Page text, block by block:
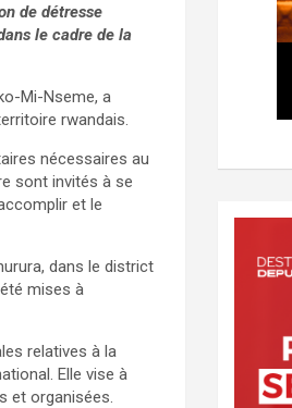
de détresse
le cadre de la
Mi-Nseme, a
rwandais.
nécessaires au
sont invités à se
et le
dans le district
mises à
relatives à la
Elle vise à
et organisées.